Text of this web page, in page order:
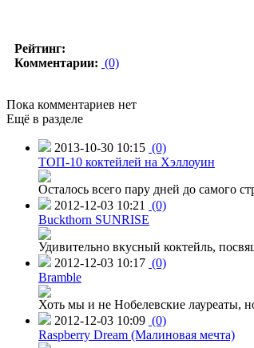
Рейтинг:
Комментарии: (0)
Пока комментариев нет
Ещё в разделе
2013-10-30 10:15 (0)
ТОП-10 коктейлей на Хэллоуин
Осталось всего пару дней до самого
2012-12-03 10:21
(0)
Buckthorn SUNRISE
Удивительно вкусный коктейль,
2012-12-03 10:17 (0)
Bramble
Хоть мы и не Нобелевские лауреаты,
2012-12-03 10:09 (0)
Raspberry Dream (Малиновая мечта)